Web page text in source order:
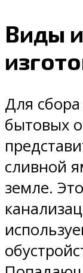
Виды
Для
бытовых
сливной
земле.